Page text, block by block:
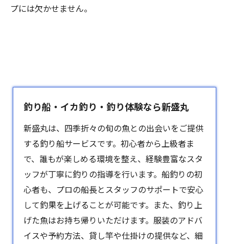
プには欠かせません。
釣り船・イカ釣り・釣り体験なら新盛丸
新盛丸は、四季折々の旬の魚との出会いをご提供
する釣り船サービスです。初心者から上級者ま
で、誰もが楽しめる環境を整え、経験豊富なスタ
ッフが丁寧に釣りの指導を行います。船釣りの初
心者も、プロの船長とスタッフのサポートで安心
して釣果を上げることが可能です。また、釣り上
げた魚はお持ち帰りいただけます。服装のアドバ
イスや予約方法、貸し竿や仕掛けの提供など、細